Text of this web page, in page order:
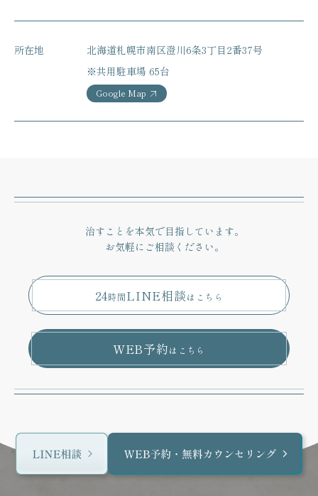
所在地
北海道札幌市南区澄川6条3丁目2番37号
※共用駐車場 65台
Google Map
治すことを本気で目指しています。
お気軽にご相談ください。
24時間LINE相談はこちら
WEB予約はこちら